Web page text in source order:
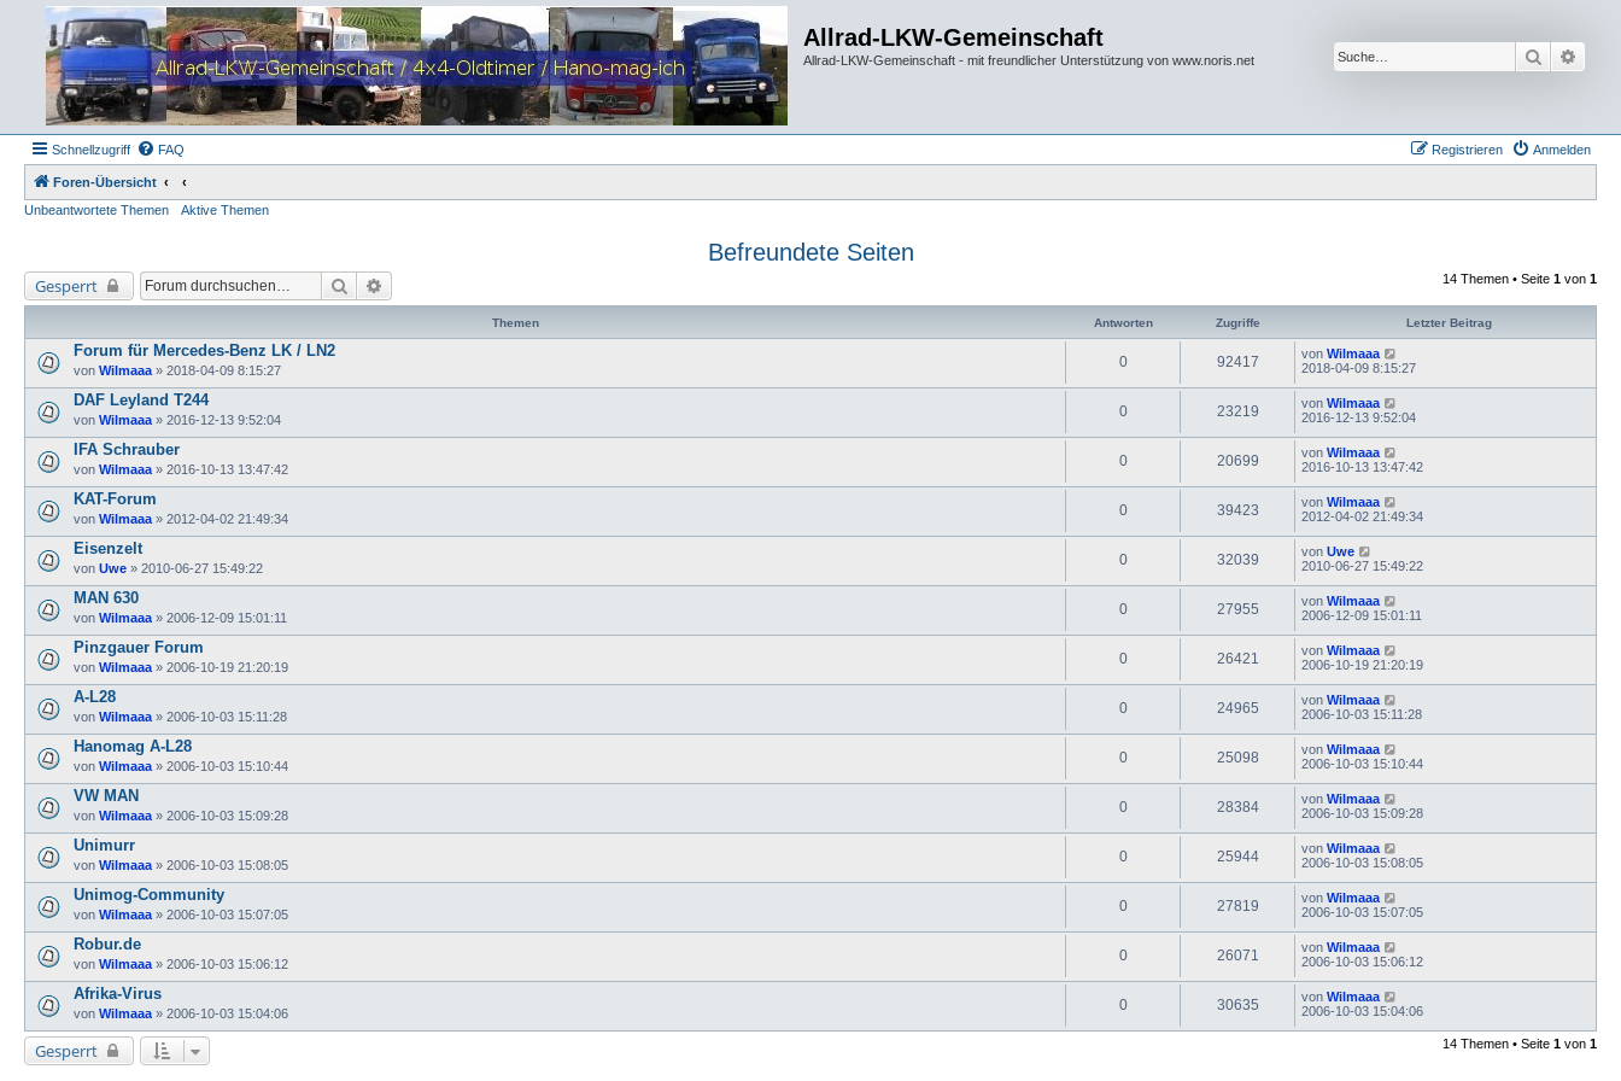
Allrad-LKW-Gemeinschaft
Allrad-LKW-Gemeinschaft - mit freundlicher Unterstützung von www.noris.net Suche
Schnellzugriff FAQ Anmelden
Registrieren
Foren-Übersicht
Unbeantwortete Themen
Aktive Themen
Befreundete Seiten
Gesperrt Suche 14 Themen • Seite 1 von 1
Themen Antworten Zugriffe Letzter Beitrag
Forum für Mercedes-Benz LK / LN2
von Wilmaaa » 2018-04-09 8:15:27
0 92417 von Wilmaaa
2018-04-09 8:15:27
DAF Leyland T244
von Wilmaaa » 2016-12-13 9:52:04
0 23219 von Wilmaaa
2016-12-13 9:52:04
IFA Schrauber
von Wilmaaa » 2016-10-13 13:47:42
0 20699 von Wilmaaa
2016-10-13 13:47:42
KAT-Forum
von Wilmaaa » 2012-04-02 21:49:34
0 39423 von Wilmaaa
2012-04-02 21:49:34
Eisenzelt
von Uwe » 2010-06-27 15:49:22
0 32039 von Uwe
2010-06-27 15:49:22
MAN 630
von Wilmaaa » 2006-12-09 15:01:11
0 27955 von Wilmaaa
2006-12-09 15:01:11
Pinzgauer Forum
von Wilmaaa » 2006-10-19 21:20:19
0 26421 von Wilmaaa
2006-10-19 21:20:19
A-L28
von Wilmaaa » 2006-10-03 15:11:28
0 24965 von Wilmaaa
2006-10-03 15:11:28
Hanomag A-L28
von Wilmaaa » 2006-10-03 15:10:44
0 25098 von Wilmaaa
2006-10-03 15:10:44
VW MAN
von Wilmaaa » 2006-10-03 15:09:28
0 28384 von Wilmaaa
2006-10-03 15:09:28
Unimurr
von Wilmaaa » 2006-10-03 15:08:05
0 25944 von Wilmaaa
2006-10-03 15:08:05
Unimog-Community
von Wilmaaa » 2006-10-03 15:07:05
0 27819 von Wilmaaa
2006-10-03 15:07:05
Robur.de
von Wilmaaa » 2006-10-03 15:06:12
0 26071 von Wilmaaa
2006-10-03 15:06:12
Afrika-Virus
von Wilmaaa » 2006-10-03 15:04:06
0 30635 von Wilmaaa
2006-10-03 15:04:06
Gesperrt 14 Themen • Seite 1 von 1